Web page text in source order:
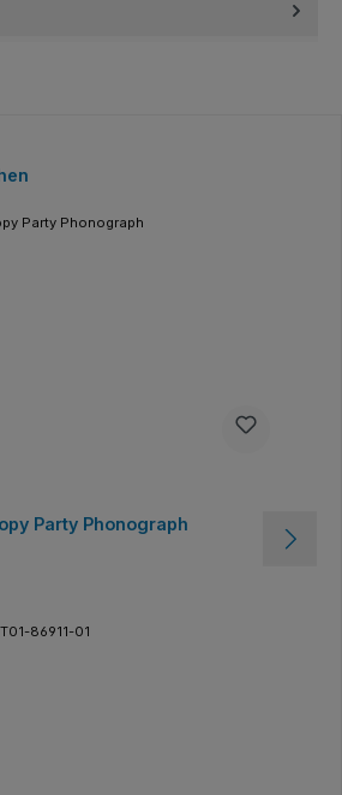
Party Phonograph
86911-01